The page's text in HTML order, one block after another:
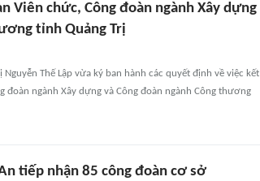
Viên chức, Công đoàn ngành Xây dựng
tỉnh Quảng Trị
Thế Lập vừa ký ban hành các quyết định về việc kết
đoàn ngành Xây dựng và Công đoàn ngành Công thương
tiếp nhận 85 công đoàn cơ sở